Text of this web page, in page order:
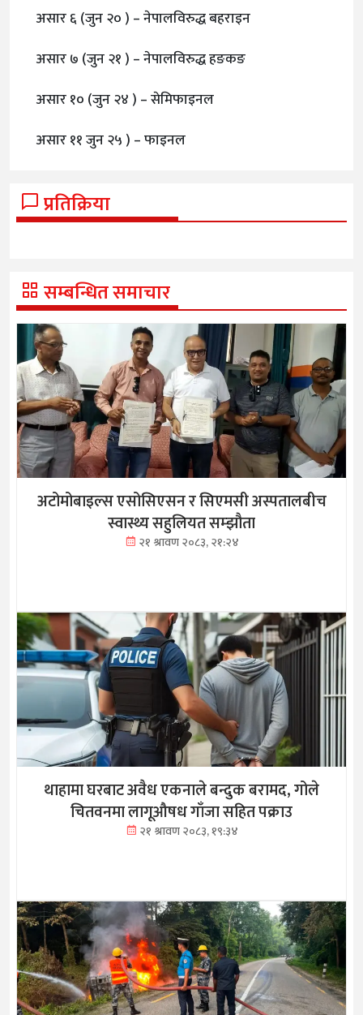
असार ६ (जुन २० ) – नेपालविरुद्ध बहराइन
असार ७ (जुन २१ ) – नेपालविरुद्ध हङकङ
असार १० (जुन २४ ) – सेमिफाइनल
असार ११ जुन २५ ) – फाइनल
प्रतिक्रिया
सम्बन्धित समाचार
अटोमोबाइल्स एसोसिएसन र सिएमसी अस्पतालबीच
स्वास्थ्य सहुलियत सम्झौता
२१ श्रावण २०८३, २१:२४
थाहामा घरबाट अवैध एकनाले बन्दुक बरामद, गोले
चितवनमा लागूऔषध गाँजा सहित पक्राउ
२१ श्रावण २०८३, १९:३४